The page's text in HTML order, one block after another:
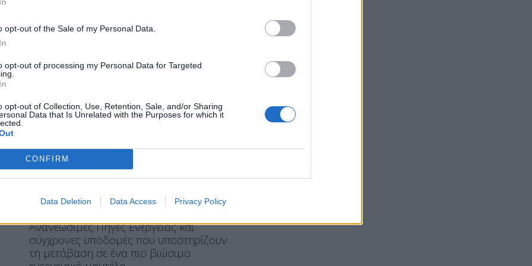
opt-out of the Sale of my Personal Data.
opt-out of processing my Personal Data for Targeted
opt-out of Collection, Use, Retention, Sale, and/or Sharing
Data that Is Unrelated with the Purposes for which it
CONFIRM
Data Deletion Data Access Privacy Policy
μετάβαση
21 Απριλίου, 2026
Παραμένοντας πιστή στις
μείωση του ανθρακικού της
αποτυπώματος, η ΔΕΗ συμμετέχει και
φέτος στην Παγκόσμια Ημέρα της Γης.
ο Όμιλος ΔΕΗ επιταχύνει την ανάπτυξη
Ανανεώσιμες Πηγές Ενέργειας και
σύγχρονες υποδομές που υποστηρίζουν
τη μετάβαση σε ένα πιο βιώσιμο